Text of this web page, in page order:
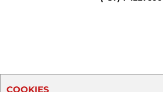
COOKIES